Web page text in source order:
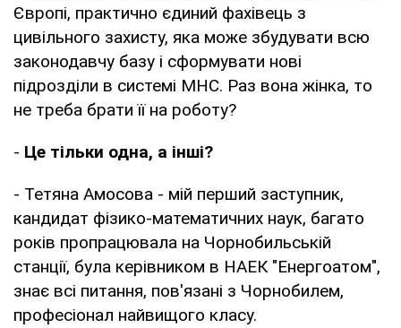
Європі, практично єдиний фахівець з
цивільного захисту, яка може збудувати всю
законодавчу базу і сформувати нові
підрозділи в системі МНС. Раз вона жінка, то
не треба брати її на роботу?
- Це тільки одна, а інші?
- Тетяна Амосова - мій перший заступник,
кандидат фізико-математичних наук, багато
років пропрацювала на Чорнобильській
станції, була керівником в НАЕК "Енергоатом",
знає всі питання, пов'язані з Чорнобилем,
професіонал найвищого класу.